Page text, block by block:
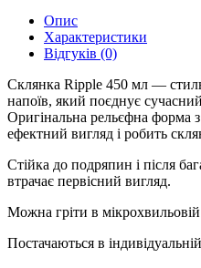
Опис
Характеристики
Відгуків (0)
Склянка Ripple 450 мл —
напоїв, який поєднує
Оригінальна рельєфна форма
ефектний вигляд і робить
Стійка до подряпин і після
втрачає первісний вигляд.
Можна гріти в
Постачаються в